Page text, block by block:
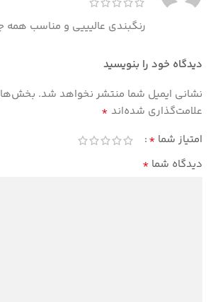
رنگبندی عالیییی و مناسب همه
دیدگاه خود را بنویسید
نشانی ایمیل شما منتشر نخواهد شد.
علامت‌گذاری شده‌اند *
امتیاز شما *
دیدگاه شما *